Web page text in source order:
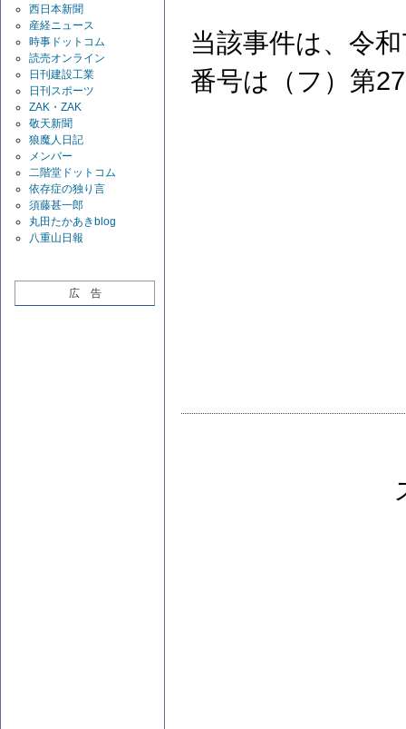
西日本新聞
産経ニュース
時事ドットコム
読売オンライン
日刊建設工業
日刊スポーツ
ZAK・ZAK
敬天新聞
狼魔人日記
メンバー
二階堂ドットコム
依存症の独り言
須藤甚一郎
丸田たかあきblog
八重山日報
広 告
当該事件は、令
番号は（フ）第